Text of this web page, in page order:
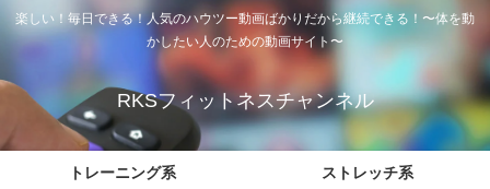
楽しい！毎日できる！人気のハウツー動画ばかりだから継続できる！〜体を動
かしたい人のための動画サイト〜
RKSフィットネスチャンネル
トレーニング系 ストレッチ系